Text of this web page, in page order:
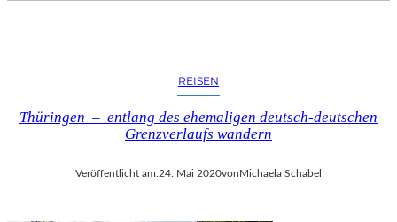
REISEN
Thüringen – entlang des ehemaligen deutsch-deutschen
Grenzverlaufs wandern
Veröffentlicht am:24. Mai 2020vonMichaela Schabel